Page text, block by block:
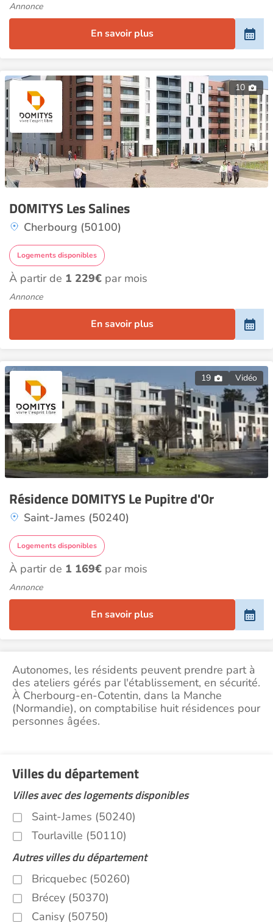
Annonce
En savoir plus
10
DOMITYS Les Salines
Cherbourg (50100)
Logements disponibles
À partir de 1 229€ par mois
Annonce
En savoir plus
19 Vidéo
Résidence DOMITYS Le Pupitre d'Or
Saint-James (50240)
Logements disponibles
À partir de 1 169€ par mois
Annonce
En savoir plus
Autonomes, les résidents peuvent prendre part à
des ateliers gérés par l'établissement, en sécurité.
À Cherbourg-en-Cotentin, dans la Manche
(Normandie), on comptabilise huit résidences pour
personnes âgées.
Villes du département
Villes avec des logements disponibles
Saint-James (50240)
Tourlaville (50110)
Autres villes du département
Bricquebec (50260)
Brécey (50370)
Canisy (50750)